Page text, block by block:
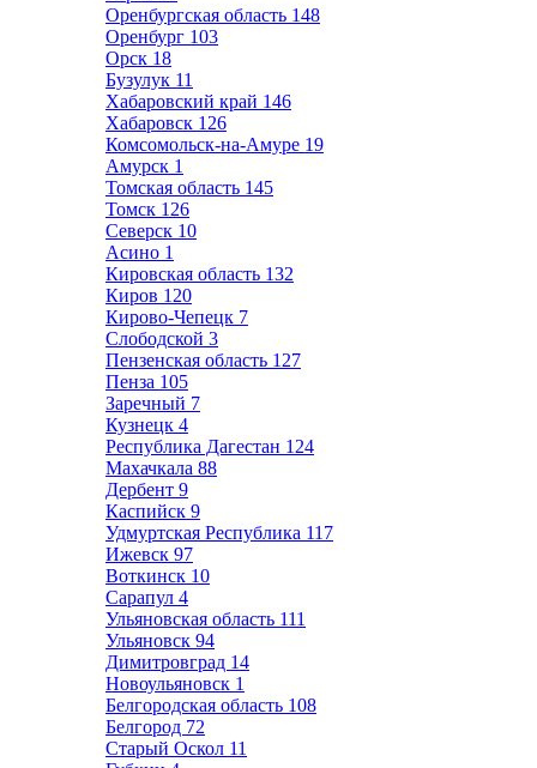
Оренбургская область 148
Оренбург 103
Орск 18
Бузулук 11
Хабаровский край 146
Хабаровск 126
Комсомольск-на-Амуре 19
Амурск 1
Томская область 145
Томск 126
Северск 10
Асино 1
Кировская область 132
Киров 120
Кирово-Чепецк 7
Слободской 3
Пензенская область 127
Пенза 105
Заречный 7
Кузнецк 4
Республика Дагестан 124
Махачкала 88
Дербент 9
Каспийск 9
Удмуртская Республика 117
Ижевск 97
Воткинск 10
Сарапул 4
Ульяновская область 111
Ульяновск 94
Димитровград 14
Новоульяновск 1
Белгородская область 108
Белгород 72
Старый Оскол 11